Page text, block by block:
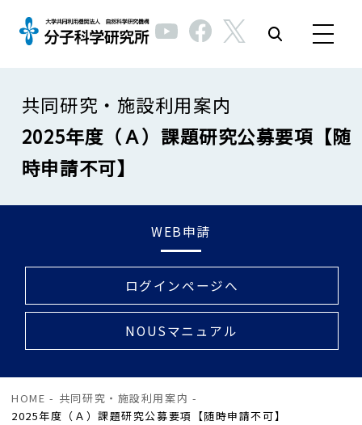
共同研究・施設利用案内
2025年度（Ａ）課題研究公募要項【随
時申請不可】
WEB申請
ログインページへ
NOUSマニュアル
HOME - 共同研究・施設利用案内 -
2025年度（Ａ）課題研究公募要項【随時申請不可】